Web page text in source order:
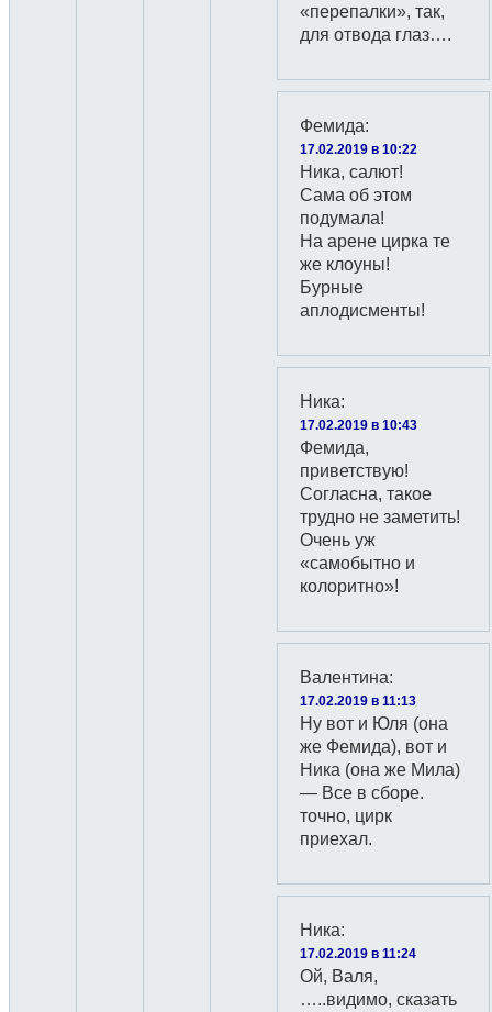
«перепалки», так,
для отвода глаз….
Фемида:
17.02.2019 в 10:22
Ника, салют!
Сама об этом
подумала!
На арене цирка те
же клоуны!
Бурные
аплодисменты!
Ника:
17.02.2019 в 10:43
Фемида,
приветствую!
Согласна, такое
трудно не заметить!
Очень уж
«самобытно и
колоритно»!
Валентина:
17.02.2019 в 11:13
Ну вот и Юля (она
же Фемида), вот и
Ника (она же Мила)
— Все в сборе.
точно, цирк
приехал.
Ника:
17.02.2019 в 11:24
Ой, Валя,
…..видимо, сказать